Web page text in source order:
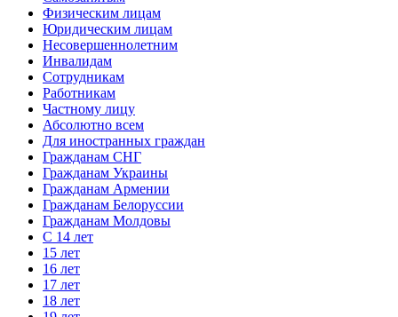
Физическим лицам
Юридическим лицам
Несовершеннолетним
Инвалидам
Сотрудникам
Работникам
Частному лицу
Абсолютно всем
Для иностранных граждан
Гражданам СНГ
Гражданам Украины
Гражданам Армении
Гражданам Белоруссии
Гражданам Молдовы
С 14 лет
15 лет
16 лет
17 лет
18 лет